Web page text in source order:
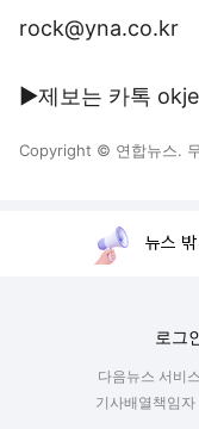
rock@yna.co.kr
▶제보는 카톡
Copyright © 연합뉴스.
뉴스
로그
다음뉴스 서비
기사배열책임자